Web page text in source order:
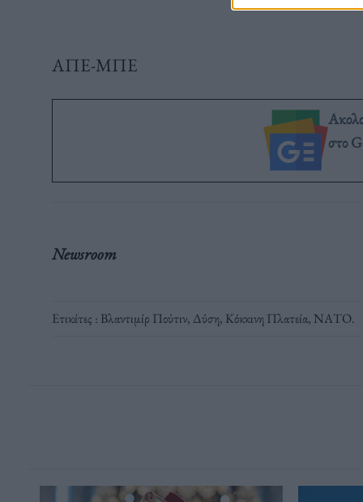
ΑΠΕ-ΜΠΕ
στο
Newsroom
Ετικέτες : Βλαντιμίρ Πούτιν, Δύση, Κόκκινη Πλατεία, ΝΑΤΟ.